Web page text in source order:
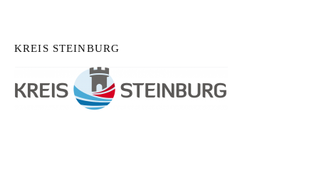
KREIS STEINBURG